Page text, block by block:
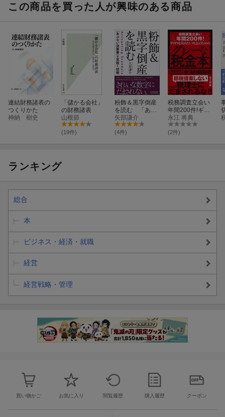
この商品を買った人が興味のある商品
連結財務諸表の
つくりかた
神納 樹史
「儲かる会社」
の財務諸表
山根節
(19件)
粉飾＆黒字倒産
を読む 「あぶ
ない決算書」を
見抜く技術
矢部謙介
(4件)
税務調査立会い
年間200件!ギリ
ギリを攻めたい
社長のためのグ
レーな税金本
永江 将典
(2件)
ランキング
総合
本
ビジネス・経済・就職
経営
経営戦略・管理
買い物かご お気に入り 閲覧履歴 購入履歴 クーポン